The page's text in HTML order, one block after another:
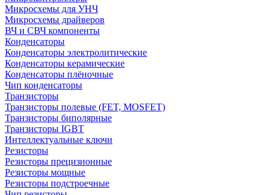
Микросхемы для УНЧ
Микросхемы драйверов
ВЧ и СВЧ компоненты
Конденсаторы
Конденсаторы электролитические
Конденсаторы керамические
Конденсаторы плёночные
Чип конденсаторы
Транзисторы
Транзисторы полевые (FET, MOSFET)
Транзисторы биполярные
Транзисторы IGBT
Интеллектуальные ключи
Резисторы
Резисторы прецизионные
Резисторы мощные
Резисторы подстроечные